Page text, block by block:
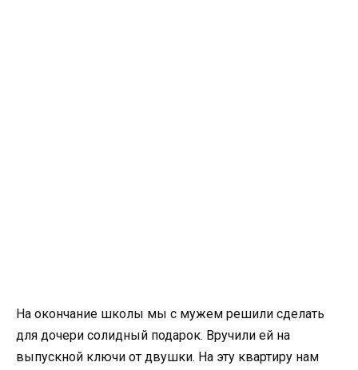
На окончание школы мы с мужем решили сделать
для дочери солидный подарок. Вручили ей на
выпускной ключи от двушки. На эту квартиру нам